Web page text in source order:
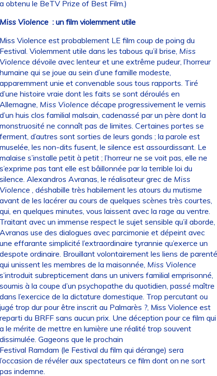
obtenu le BeTV Prize of Best Film.)
Violence : un film violemment utile
Violence est probablement LE film coup de poing du
Violemment utile dans les tabous qu’il brise, Miss
dévoile avec lenteur et une extrême pudeur, l’horreur
qui se joue au sein d’une famille modeste,
unie et convenable sous tous rapports. Tiré
histoire vraie dont les faits se sont déroulés en
Miss Violence décape progressivement le vernis
huis clos familial malsain, cadenassé par un père dont la
ne connaît pas de limites. Certaines portes se
d’autres sont sorties de leurs gonds ; la parole est
les non-dits fusent, le silence est assourdissant. Le
s’installe petit à petit ; l’horreur ne se voit pas, elle ne
pas tant elle est bâillonnée par la terrible loi du
Alexandros Avranas, le réalisateur grec de Miss
, déshabille très habilement les atours du mutisme
de les lacérer au cours de quelques scènes très courtes,
en quelques minutes, vous laissent avec la rage au ventre.
avec un immense respect le sujet sensible qu’il aborde,
use des dialogues avec parcimonie et dépeint avec
effarante simplicité l’extraordinaire tyrannie qu’exerce un
ordinaire. Brouillant volontairement les liens de parenté
unissent les membres de la maisonnée, Miss Violence
subrepticement dans un univers familial emprisonné,
à la coupe d’un psychopathe du quotidien, passé maître
l’exercice de la dictature domestique. Trop percutant ou
trop dur pour être inscrit au Palmarès ?, Miss Violence est
du BRFF sans aucun prix. Une déception pour ce film qui
le mérite de mettre en lumière une réalité trop souvent
Gageons que le prochain
Ramdam (le Festival du film qui dérange) sera
de révéler aux spectateurs ce film dont on ne sort
indemne.